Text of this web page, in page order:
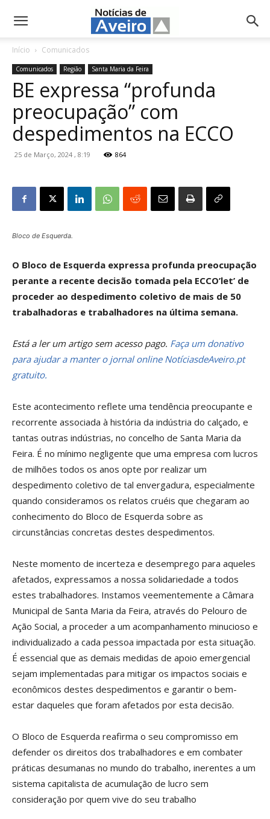
NotíciasdeAveiro.pt
Início Comunicados
Comunicados Região Santa Maria da Feira
BE expressa “profunda
preocupação” com
despedimentos na ECCO
25 de Março, 2024 , 8:19 864
Bloco de Esquerda.
O Bloco de Esquerda expressa profunda preocupação
perante a recente decisão tomada pela ECCO’let’ de
proceder ao despedimento coletivo de mais de 50
trabalhadoras e trabalhadores na última semana.
Está a ler um artigo sem acesso pago. Faça um donativo
para ajudar a manter o jornal online NotíciasdeAveiro.pt
gratuito.
Este acontecimento reflete uma tendência preocupante e
recorrente associada à história da indústria do calçado, e
tantas outras indústrias, no concelho de Santa Maria da
Feira. É no mínimo negligente que uma empresa com lucros
de milhões todos os anos opte por realizar um
despedimento coletivo de tal envergadura, especialmente
quando consideramos os relatos cruéis que chegaram ao
conhecimento do Bloco de Esquerda sobre as
circunstâncias concretas destes despedimentos.
Neste momento de incerteza e desemprego para aqueles
afetados, expressamos a nossa solidariedade a todos
estes trabalhadores. Instamos veementemente a Câmara
Municipal de Santa Maria da Feira, através do Pelouro de
Ação Social, a proceder a um acompanhamento minucioso e
individualizado a cada pessoa impactada por esta situação.
É essencial que as demais medidas de apoio emergencial
sejam implementadas para mitigar os impactos sociais e
econômicos destes despedimentos e garantir o bem-
estar daqueles que foram afetados por esta decisão.
O Bloco de Esquerda reafirma o seu compromisso em
defender os direitos dos trabalhadores e em combater
práticas desumanas no mundo do trabalho, inerentes a um
sistema capitalista de acumulação de lucro sem
consideração por quem vive do seu trabalho